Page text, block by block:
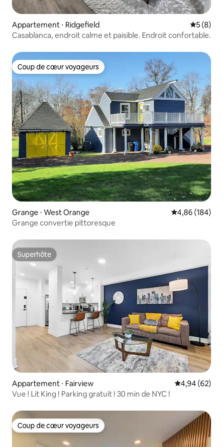
Appartement ⋅ Ridgefield
5 (8)
Casablanca, endroit calme et paisible. Endroit confortable.
Coup de cœur voyageurs
Coup de cœur voyageurs
Grange ⋅ West Orange Évaluation
4,86 (184)
Grange convertie pittoresque
Superhôte
Superhôte
Appartement ⋅ Fairview Évaluation
4,94 (62)
Vue ! Lit King ! Parking gratuit ! 30 min de NYC !
Coup de cœur voyageurs
Coup de cœur voyageurs